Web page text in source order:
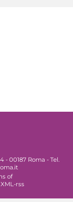
00187 Roma - Tel.
of
XML-rss